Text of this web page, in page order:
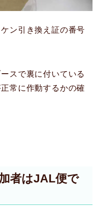
ン引き換え証の番号
スで裏に付いている
常に作動するかの確
者はJAL便で